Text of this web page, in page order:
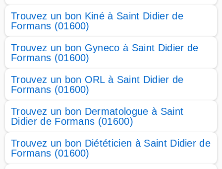
Trouvez un bon Kiné à Saint Didier de
Formans (01600)
Trouvez un bon Gyneco à Saint Didier de
Formans (01600)
Trouvez un bon ORL à Saint Didier de
Formans (01600)
Trouvez un bon Dermatologue à Saint
Didier de Formans (01600)
Trouvez un bon Diététicien à Saint Didier de
Formans (01600)